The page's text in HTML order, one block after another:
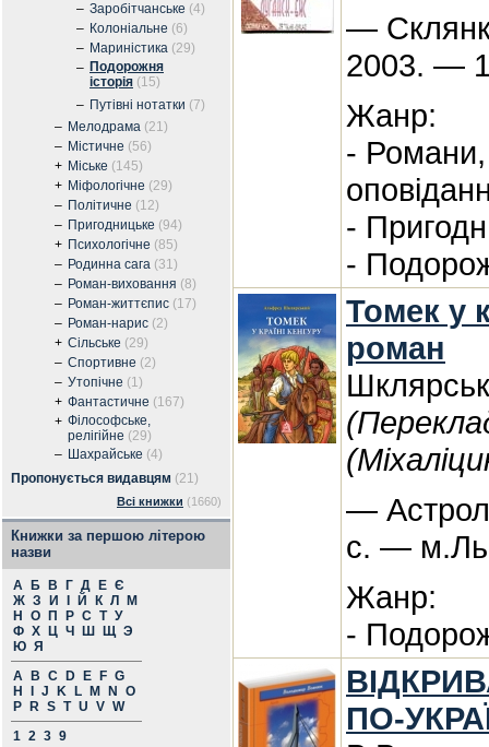
– Заробітчанське (4)
– Колоніальне (6)
– Мариністика (29)
– Подорожня
історія (15)
– Путівні нотатки (7)
– Мелодрама (21)
– Містичне (56)
+ Міське (145)
+ Міфологічне (29)
– Політичне (12)
– Пригодницьке (94)
+ Психологічне (85)
– Родинна сага (31)
– Роман-виховання (8)
– Роман-життєпис (17)
– Роман-нарис (2)
+ Сільське (29)
– Спортивне (2)
– Утопічне (1)
+ Фантастичне (167)
+ Філософське,
релігійне (29)
– Шахрайське (4)
Пропонується видавцям (21)
Всі книжки (1660)
Книжки за першою літерою
назви
А Б В Г Д Е Є
Ж З И Й К Л
М
Н
О П Р С Т У
Ф Х Ц Ч Ш Щ Э
Ю Я
A
B C D E F G
H
J K L M N
O
P
R S T U V W
1 2 3 9
—
2003. —
Жанр:
-
-
-
Томек у
роман
—
с. —
Жанр:
-
ПО-